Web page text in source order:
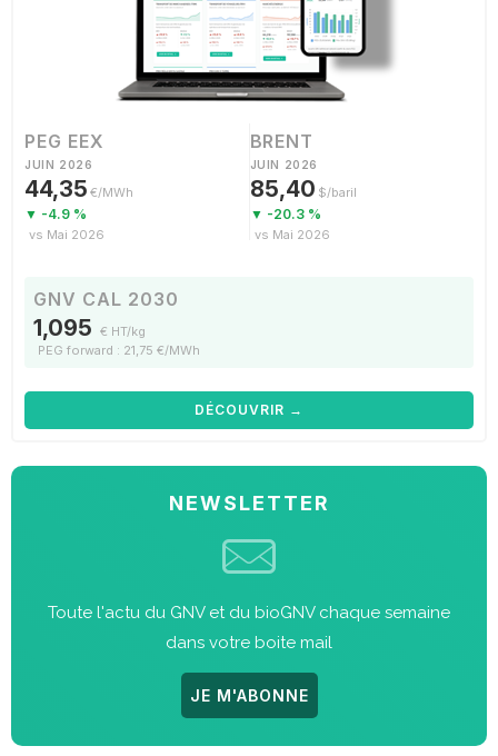
PEG EEX
JUIN 2026
44,35 €/MWh
▼ -4.9 %
vs Mai 2026
BRENT
JUIN 2026
85,40 $/baril
▼ -20.3 %
vs Mai 2026
GNV CAL 2030
1,095 € HT/kg
PEG forward : 21,75 €/MWh
DÉCOUVRIR →
NEWSLETTER
Toute l'actu du GNV et du bioGNV chaque semaine
dans votre boite mail
JE M'ABONNE